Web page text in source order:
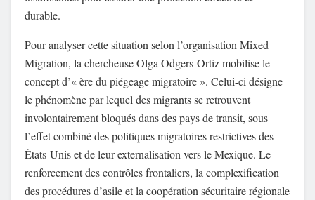
durable.
Pour analyser cette situation selon l’organisation Mixed
Migration, la chercheuse Olga Odgers-Ortiz mobilise le
concept d’« ère du piégeage migratoire ». Celui-ci désigne
le phénomène par lequel des migrants se retrouvent
involontairement bloqués dans des pays de transit, sous
l’effet combiné des politiques migratoires restrictives des
États-Unis et de leur externalisation vers le Mexique. Le
renforcement des contrôles frontaliers, la complexification
des procédures d’asile et la coopération sécuritaire régionale